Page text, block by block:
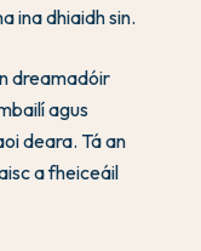
ina dhiaidh sin.
dreamadóir
agus
deara. Tá an
a fheiceáil